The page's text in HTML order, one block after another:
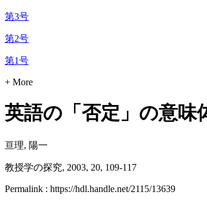
第3号
第2号
第1号
+ More
英語の「否定」の意味
亘理, 陽一
教授学の探究, 2003, 20, 109-117
Permalink : https://hdl.handle.net/2115/13639